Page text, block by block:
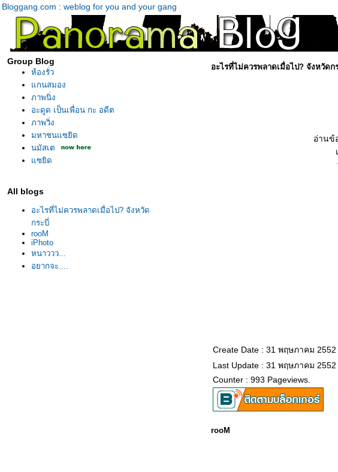
Bloggang.com : weblog for you and your gang
Group Blog
ห้องรั่ว
กนสมอง
ภาพนิ่ง
อะดูด เป็นเพื่อน กะ อดีต
ภาพวิ่ง
มหาชนแซยิด
นมัสเต
ซยิด
All blogs
อะไรที่ไม่ควรพลาดเมื่อไป? จังหวัด
กระบี่
rooM
iPhoto
หนาววว...
อยากจะ....
อะไรที่ไม่ควรพลาดเมื่อไป? จังหวัดก
อ่านข้
Create Date : 31 พฤษภาคม 2552
Last Update : 31 พฤษภาคม
Counter : 993 Pageviews.
rooM